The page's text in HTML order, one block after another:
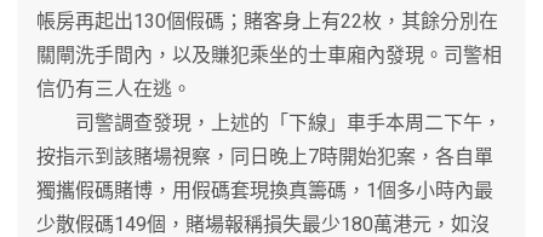
帳房再起出130個假碼；賭客身上有22枚，其餘分別在
關閘洗手間內，以及賺犯乘坐的士車廂內發現。司警相
信仍有三人在逃。
司警調查發現，上述的「下線」車手本周二下午，
按指示到該賭場視察，同日晚上7時開始犯案，各自單
獨攜假碼賭博，用假碼套現換真籌碼，1個多小時內最
少散假碼149個，賭場報稱損失最少180萬港元，如沒